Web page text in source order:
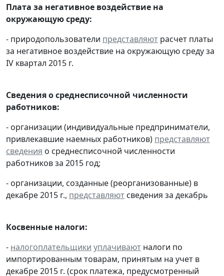
Плата за негативное воздействие на
окружающую среду:
- природопользователи представляют расчет платы
за негативное воздействие на окружающую среду за
IV квартал 2015 г.
Сведения о среднесписочной численности
работников:
- организации (индивидуальные предприниматели,
привлекавшие наемных работников) представляют
сведения о среднесписочной численности
работников за 2015 год;
- организации, созданные (реорганизованные) в
декабре 2015 г., представляют сведения за декабрь
Косвенные налоги:
- налогоплательщики уплачивают налоги по
импортированным товарам, принятым на учет в
декабре 2015 г. (срок платежа, предусмотренный